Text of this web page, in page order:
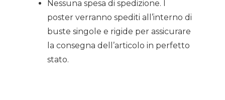
Nessuna spesa di spedizione. I
poster verranno spediti all’interno di
buste singole e rigide per assicurare
la consegna dell’articolo in perfetto
stato.